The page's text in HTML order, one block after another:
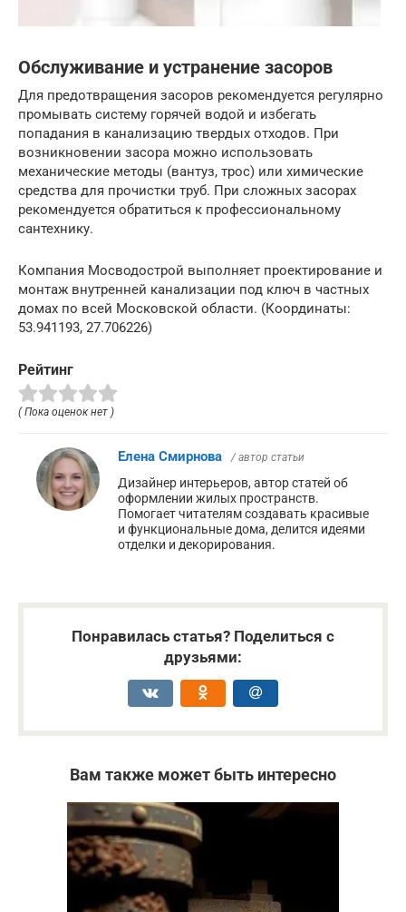
Обслуживание и устранение засоров
Для предотвращения засоров рекомендуется регулярно
промывать систему горячей водой и избегать
попадания в канализацию твердых отходов. При
возникновении засора можно использовать
механические методы (вантуз, трос) или химические
средства для прочистки труб. При сложных засорах
рекомендуется обратиться к профессиональному
сантехнику.
Компания Мосводострой выполняет проектирование и
монтаж внутренней канализации под ключ в частных
домах по всей Московской области. (Координаты:
53.941193, 27.706226)
Рейтинг
( Пока оценок нет )
Елена Смирнова / автор статьи
Дизайнер интерьеров, автор статей об
оформлении жилых пространств.
Помогает читателям создавать красивые
и функциональные дома, делится идеями
отделки и декорирования.
Понравилась статья? Поделиться с
друзьями:
Вам также может быть интересно